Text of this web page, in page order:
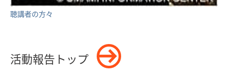
聴講者の方々
活動報告トップ